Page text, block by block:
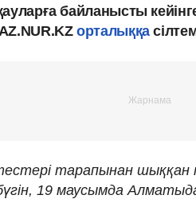
байланысты
орталыққа
тарапынан шыққан
19 маусымда